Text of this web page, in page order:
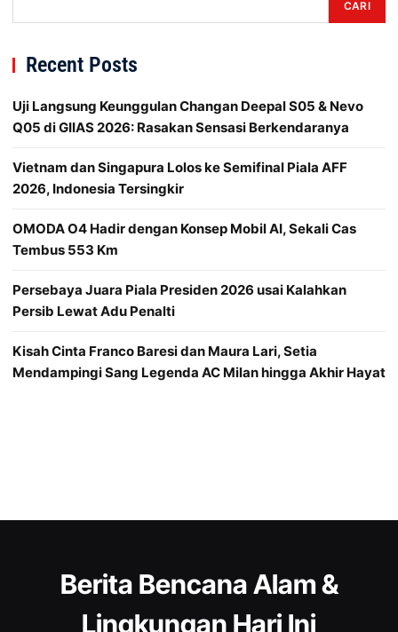
CARI
Recent Posts
Uji Langsung Keunggulan Changan Deepal S05 & Nevo
Q05 di GIIAS 2026: Rasakan Sensasi Berkendaranya
Vietnam dan Singapura Lolos ke Semifinal Piala AFF
2026, Indonesia Tersingkir
OMODA O4 Hadir dengan Konsep Mobil AI, Sekali Cas
Tembus 553 Km
Persebaya Juara Piala Presiden 2026 usai Kalahkan
Persib Lewat Adu Penalti
Kisah Cinta Franco Baresi dan Maura Lari, Setia
Mendampingi Sang Legenda AC Milan hingga Akhir Hayat
Berita Bencana Alam &
Lingkungan Hari Ini